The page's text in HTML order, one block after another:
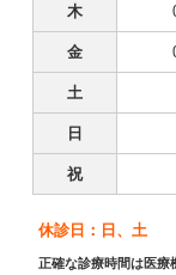
木
金
土
日
祝
休診日：日、土
正確な診療時間は医療